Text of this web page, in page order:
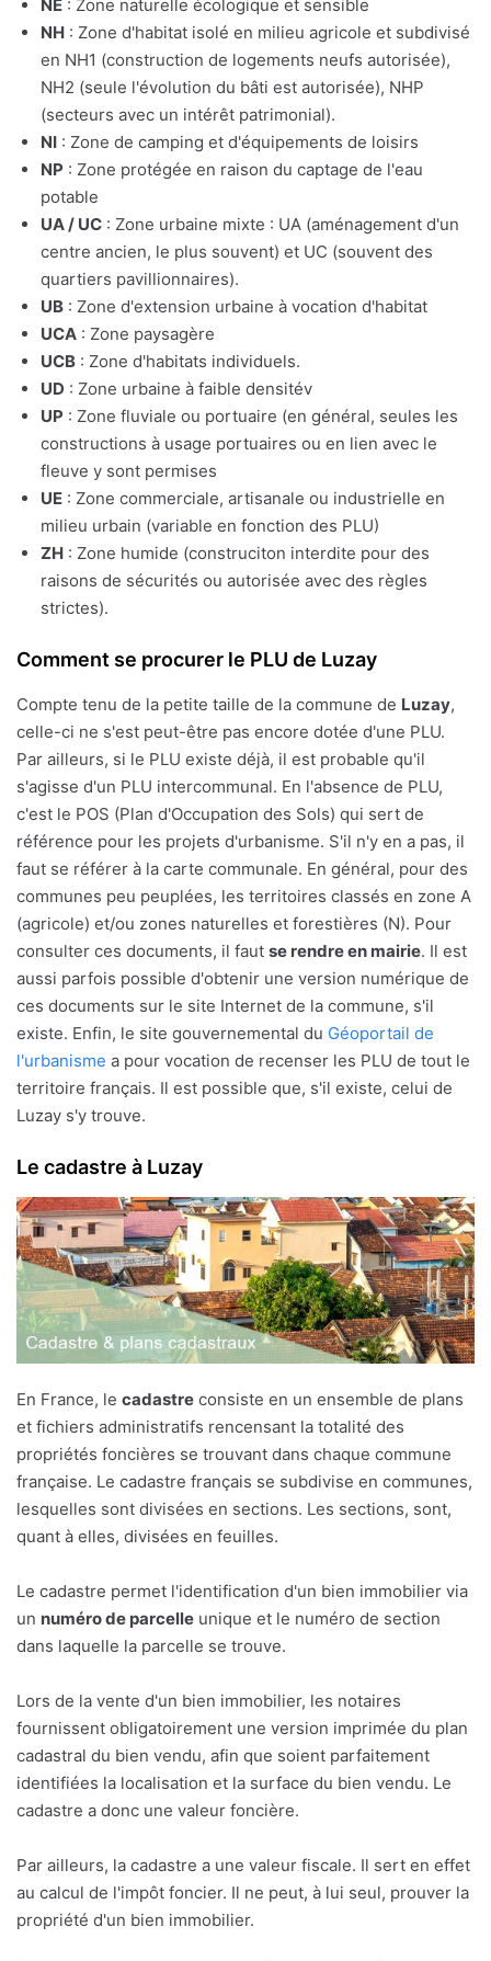
NE : Zone naturelle écologique et sensible
NH : Zone d'habitat isolé en milieu agricole et subdivisé
en NH1 (construction de logements neufs autorisée),
NH2 (seule l'évolution du bâti est autorisée), NHP
(secteurs avec un intérêt patrimonial).
NI : Zone de camping et d'équipements de loisirs
NP : Zone protégée en raison du captage de l'eau
potable
UA / UC : Zone urbaine mixte : UA (aménagement d'un
centre ancien, le plus souvent) et UC (souvent des
quartiers pavillionnaires).
UB : Zone d'extension urbaine à vocation d'habitat
UCA : Zone paysagère
UCB : Zone d'habitats individuels.
UD : Zone urbaine à faible densitév
UP : Zone fluviale ou portuaire (en général, seules les
constructions à usage portuaires ou en lien avec le
fleuve y sont permises
UE : Zone commerciale, artisanale ou industrielle en
milieu urbain (variable en fonction des PLU)
ZH : Zone humide (construciton interdite pour des
raisons de sécurités ou autorisée avec des règles
strictes).
Comment se procurer le PLU de Luzay
Compte tenu de la petite taille de la commune de Luzay,
celle-ci ne s'est peut-être pas encore dotée d'une PLU.
Par ailleurs, si le PLU existe déjà, il est probable qu'il
s'agisse d'un PLU intercommunal. En l'absence de PLU,
c'est le POS (Plan d'Occupation des Sols) qui sert de
référence pour les projets d'urbanisme. S'il n'y en a pas, il
faut se référer à la carte communale. En général, pour des
communes peu peuplées, les territoires classés en zone A
(agricole) et/ou zones naturelles et forestières (N). Pour
consulter ces documents, il faut se rendre en mairie. Il est
aussi parfois possible d'obtenir une version numérique de
ces documents sur le site Internet de la commune, s'il
existe. Enfin, le site gouvernemental du Géoportail de
l'urbanisme a pour vocation de recenser les PLU de tout le
territoire français. Il est possible que, s'il existe, celui de
Luzay s'y trouve.
Le cadastre à Luzay
En France, le cadastre consiste en un ensemble de plans
et fichiers administratifs rencensant la totalité des
propriétés foncières se trouvant dans chaque commune
française. Le cadastre français se subdivise en communes,
lesquelles sont divisées en sections. Les sections, sont,
quant à elles, divisées en feuilles.
Le cadastre permet l'identification d'un bien immobilier via
un numéro de parcelle unique et le numéro de section
dans laquelle la parcelle se trouve.
Lors de la vente d'un bien immobilier, les notaires
fournissent obligatoirement une version imprimée du plan
cadastral du bien vendu, afin que soient parfaitement
identifiées la localisation et la surface du bien vendu. Le
cadastre a donc une valeur foncière.
Par ailleurs, la cadastre a une valeur fiscale. Il sert en effet
au calcul de l'impôt foncier. Il ne peut, à lui seul, prouver la
propriété d'un bien immobilier.